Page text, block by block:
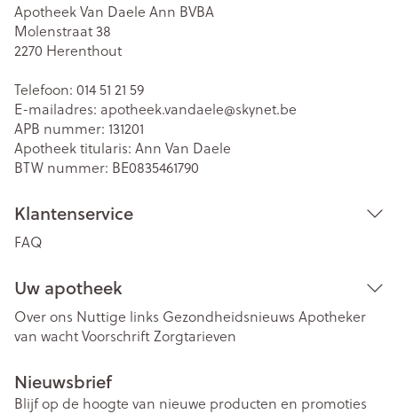
Apotheek Van Daele Ann BVBA
Molenstraat 38
2270 Herenthout
Telefoon: 014 51 21 59
E-mailadres: apotheek.vandaele@skynet.be
APB nummer: 131201
Apotheek titularis: Ann Van Daele
BTW nummer: BE0835461790
Klantenservice
FAQ
Uw apotheek
Over ons Nuttige links Gezondheidsnieuws Apotheker
van wachtVoorschriftZorgtarieven
Nieuwsbrief
Blijf op de hoogte van nieuwe producten en promoties